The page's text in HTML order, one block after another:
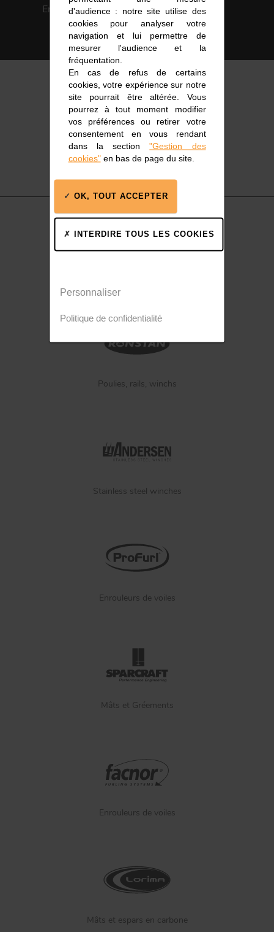
Environnement
ISO 14001
intégrées
Poulies, rails, winchs
Stainless steel winches
Enrouleurs de voiles
Mâts et Gréements
Enrouleurs de voiles
Mâts et espars en carbone
d'audience : notre site utilise des
cookies pour analyser votre
navigation et lui permettre de
mesurer l'audience et la
fréquentation.
En cas de refus de certains
cookies, votre expérience sur notre
site pourrait être altérée. Vous
pourrez à tout moment modifier
vos préférences ou retirer votre
consentement en vous rendant
dans la section"Gestion des
cookies"en bas de page du site.
OK, TOUT ACCEPTER
INTERDIRE TOUS LES COOKIES
Personnaliser
Politique de confidentialité